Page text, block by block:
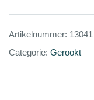
Artikelnummer: 13041
Categorie: Gerookt